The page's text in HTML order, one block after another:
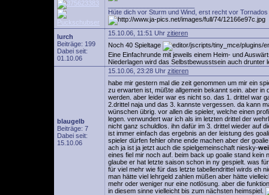
Hüte dich vor Sturm und Wind, erst recht vor
lurch
Beiträge: 199
Dabei seit:
01.10.06
15.10.06, 11:51 Uhr zitieren
Noch 40 Spieltage
Eine Einfachrunde mit jeweils einem Heim- und
Niederlagen wird das Selbstbewusstsein auch drunter
blaugelb
Beiträge: 7
Dabei seit:
15.10.06
15.10.06, 23:28 Uhr zitieren
habe mir gestern mal die zeit genommen um mir ein
zu erwarten ist, müßte allgemein bekannt sein. aber
werden. aber leider war es nicht so. das 1. drittel war
2.drittel naja und das 3. kannste vergessen. da kann
wünschen übrig. vor allen die spieler, welche einen
legen. verwundert war ich als im letzten drittel der
nicht ganz schuldlos. ihn dafür im 3. drittel wieder auf
ist immer einfach das ergebnis an der leistung des
spieler dürfen fehler ohne ende machen aber der
ach ja ist ja jetzt auch die spielgemeinschaft niesky-
eines fiel mir noch auf. beim back up goalie stand
glaube er hat letzte saison schon in ny gespielt. was
für viel mehr wie für das letzte tabellendrittel wirds eh
man hätte viel lehrgeld zahlen müßen aber hätte
mehr oder weniger nur eine notlösung. aber die
in diesem sinne vielleicht bis zum nächsten heimspiel.